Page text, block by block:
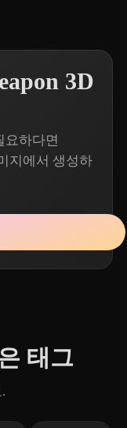
3D
요하다면
지에서 생성하
태그